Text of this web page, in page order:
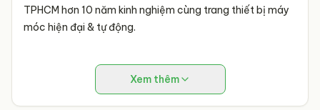
TPHCM hơn 10 năm kinh nghiệm cùng trang thiết bị máy
móc hiện đại & tự động.
Xem thêm